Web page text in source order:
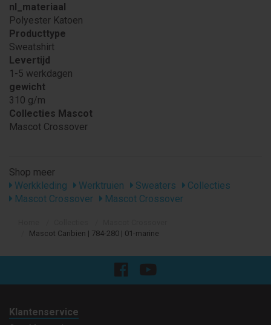
nl_materiaal
Polyester Katoen
Producttype
Sweatshirt
Levertijd
1-5 werkdagen
gewicht
310 g/m
Collecties Mascot
Mascot Crossover
Shop meer
Werkkleding
Werktruien Sweaters
Collecties
Mascot Crossover
Mascot Crossover
Mascot Caribien | 784-280 | 01-marine
Klantenservice